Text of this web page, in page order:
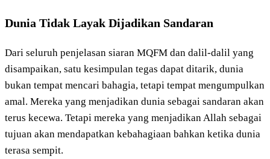
Dunia Tidak Layak Dijadikan Sandaran
Dari seluruh penjelasan siaran MQFM dan dalil-dalil yang
disampaikan, satu kesimpulan tegas dapat ditarik, dunia
bukan tempat mencari bahagia, tetapi tempat mengumpulkan
amal. Mereka yang menjadikan dunia sebagai sandaran akan
terus kecewa. Tetapi mereka yang menjadikan Allah sebagai
tujuan akan mendapatkan kebahagiaan bahkan ketika dunia
terasa sempit.